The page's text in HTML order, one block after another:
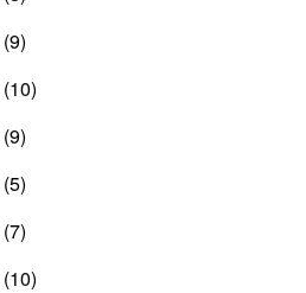
(9)
(10)
(9)
(5)
(7)
(10)